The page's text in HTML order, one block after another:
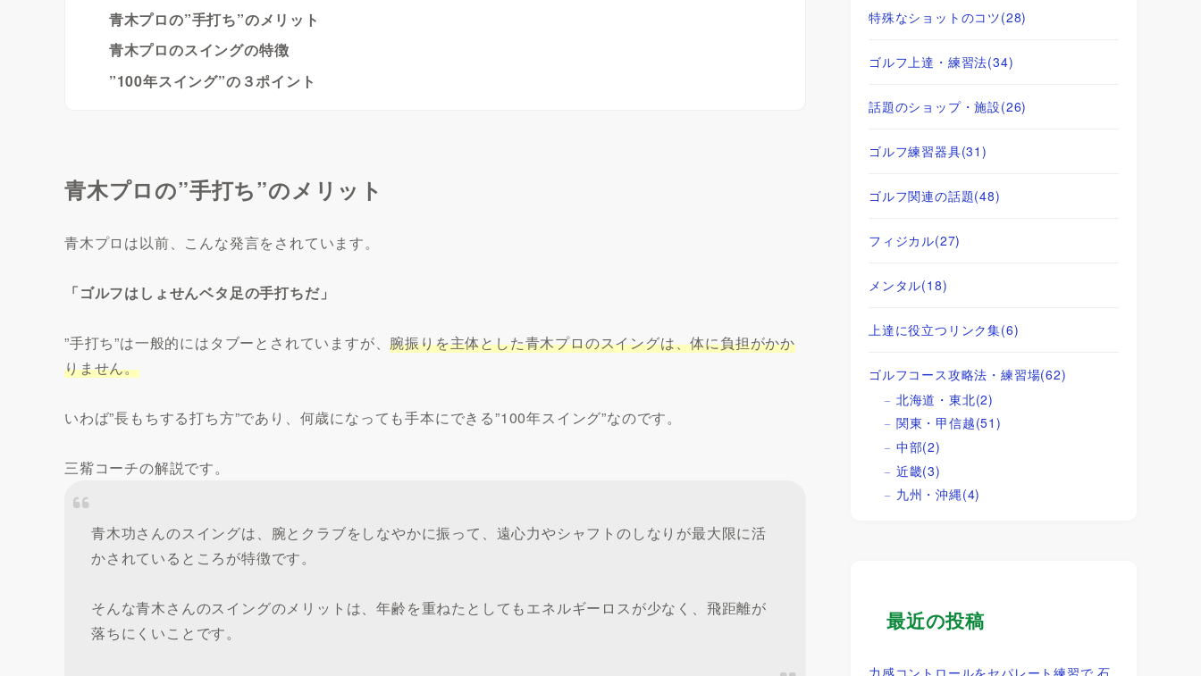
青木プロの”手打ち”のメリット
青木プロのスイングの特徴
”100年スイング”の３ポイント
青木プロの”手打ち”のメリット
青木プロは以前、こんな発言をされています。
「ゴルフはしょせんベタ足の手打ちだ」
”手打ち”は一般的にはタブーとされていますが、腕振りを主体とした青木プロのスイングは、体に負担がかか
りません。
いわば”長もちする打ち方”であり、何歳になっても手本にできる”100年スイング”なのです。
三觜コーチの解説です。
青木功さんのスイングは、腕とクラブをしなやかに振って、遠心力やシャフトのしなりが最大限に活
かされているところが特徴です。
そんな青木さんのスイングのメリットは、年齢を重ねたとしてもエネルギーロスが少なく、飛距離が
落ちにくいことです。
特殊なショットのコツ(28)
ゴルフ上達・練習法(34)
話題のショップ・施設(26)
ゴルフ練習器具(31)
ゴルフ関連の話題(48)
フィジカル(27)
メンタル(18)
上達に役立つリンク集(6)
ゴルフコース攻略法・練習場(62)
北海道・東北(2)
関東・甲信越(51)
中部(2)
近畿(3)
九州・沖縄(4)
最近の投稿
力感コントロールをセパレート練習で 石